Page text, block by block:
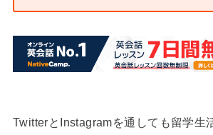
TwitterとInstagramを通しても留学生